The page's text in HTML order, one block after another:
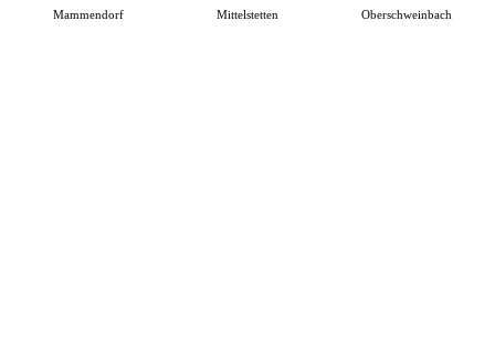
Mammendorf Mittelstetten Oberschweinbach